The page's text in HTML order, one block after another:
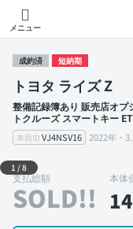
メニュー
成約済 短納期
トヨタ ライズ Z
整備記録簿あり 販売店オプ
トクルーズ スマートキー
車両ID VJ4NSV16 2022年・
外装 左前
1 /8
支払総額
SOLD!!
本体